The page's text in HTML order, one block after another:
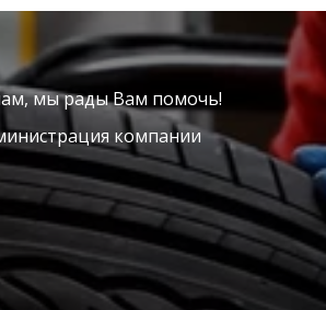
мы рады Вам помочь!
компании